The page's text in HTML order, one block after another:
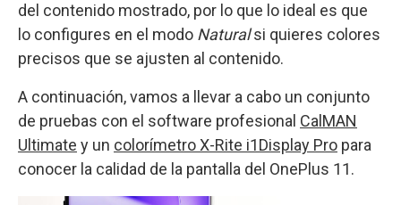
del contenido mostrado, por lo que lo ideal es que
lo configures en el modo Naturalsi quieres colores
precisos que se ajusten al contenido.
A continuación, vamos a llevar a cabo un conjunto
de pruebas con el software profesional CalMAN
Ultimate y un colorímetro X-Rite i1Display Pro para
conocer la calidad de la pantalla del OnePlus 11.